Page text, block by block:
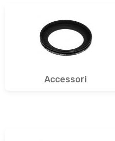
Accessori